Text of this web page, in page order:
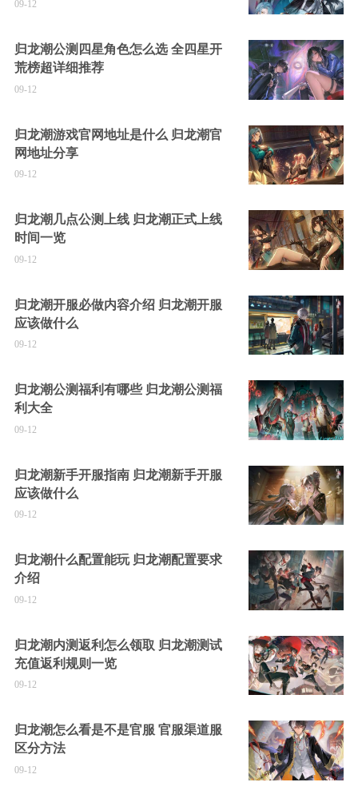
09-12
归龙潮公测四星角色怎么选 全四星开
荒榜超详细推荐
09-12
归龙潮游戏官网地址是什么 归龙潮官
网地址分享
09-12
归龙潮几点公测上线 归龙潮正式上线
时间一览
09-12
归龙潮开服必做内容介绍 归龙潮开服
应该做什么
09-12
归龙潮公测福利有哪些 归龙潮公测福
利大全
09-12
归龙潮新手开服指南 归龙潮新手开服
应该做什么
09-12
归龙潮什么配置能玩 归龙潮配置要求
介绍
09-12
归龙潮内测返利怎么领取 归龙潮测试
充值返利规则一览
09-12
归龙潮怎么看是不是官服 官服渠道服
区分方法
09-12